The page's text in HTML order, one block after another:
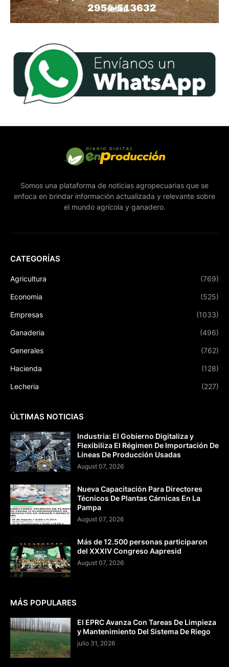
Somos una plataforma de noticias agropecuarias que se
enfoca en brindar información actualizada y relevante sobre
el mundo agrícola y ganadero.
CATEGORÍAS
Agricultura (769)
Economia (525)
Empresas (1033)
Ganaderia (496)
Generales (762)
Hacienda (128)
Lecheria (227)
ÚLTIMAS NOTICIAS
Industria: El Gobierno Digitaliza y
Flexibiliza El Régimen De Importación De
Líneas De Producción Usadas
August 07, 2026
Nueva Capacitación Para Directores
Técnicos De Plantas Cárnicas En La
Pampa
August 07, 2026
Más de 12.500 personas participaron
del XXXIV Congreso Aapresid
August 07, 2026
MÁS POPULARES
El EPRC Avanza Con Tareas De Limpieza
y Mantenimiento Del Sistema De Riego
julio 31, 2026